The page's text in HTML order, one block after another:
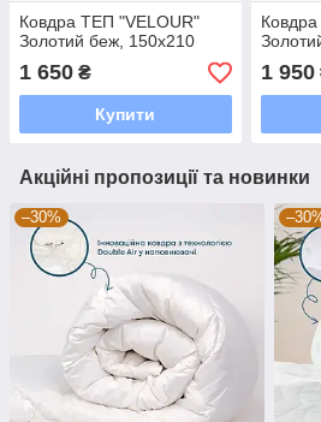
Ковдра ТЕП "VELOUR"
Золотий беж, 150x210
1 650 ₴
Купити
1 950
Акційні пропозиції та новинки
–30%